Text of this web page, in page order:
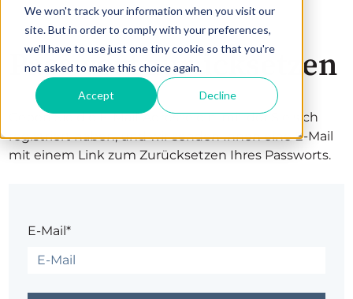
We won't track your information when you visit our
site. But in order to comply with your preferences,
we'll have to use just one tiny cookie so that you're
not asked to make this choice again.
Accept Decline
Passwort zurücksetzen
Geben Sie die E-Mail-Adresse ein, mit der Sie sich
registriert haben, und wir senden Ihnen eine E-Mail
mit einem Link zum Zurücksetzen Ihres Passworts.
E-Mail*